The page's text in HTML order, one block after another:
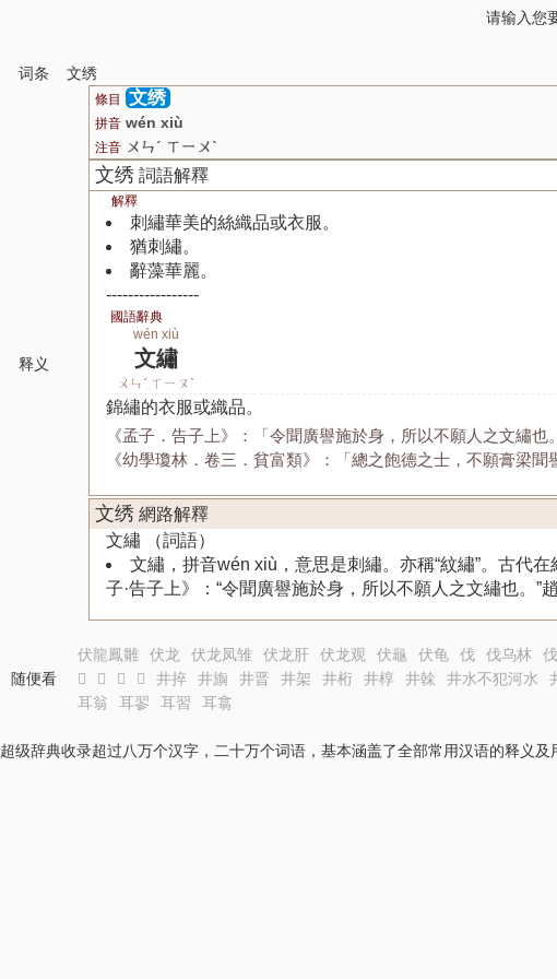
请输入您
词条 文绣
释义
條目 文绣
拼音 wén xiù
注音 ㄨㄣˊ ㄒㄧㄨˋ
文绣 詞語解釋
解釋
刺繡華美的絲織品或衣服。
猶刺繡。
辭藻華麗。
-----------------
國語辭典
文繡
wén xiù
ㄨㄣˊ ㄒㄧㄡˋ
錦繡的衣服或織品。
《孟子．告子上》：「令聞廣譽施於身，所以不願人之文繡也
《幼學瓊林．卷三．貧富類》：「總之飽德之士，不願膏梁聞
文绣 網路解釋
文繡 （詞語）
文繡，拼音wén xiù，意思是刺繡。亦稱“紋繡”。古代
子·告子上》：“令聞廣譽施於身，所以不願人之文繡也。”
随便看
伏龍鳳雛 伏龙 伏龙凤雏 伏龙肝 伏龙观 伏龜 伏龟 伐 伐乌林
𦧗
𦧙 𦧚 𦧛 井捽 井旟 井晋 井架 井桁 井椁 井榦 井水不犯河水
耳翁
耳翏 耳習 耳翕
超级辞典收录超过八万个汉字，二十万个词语，基本涵盖了全部常用汉语的释义及